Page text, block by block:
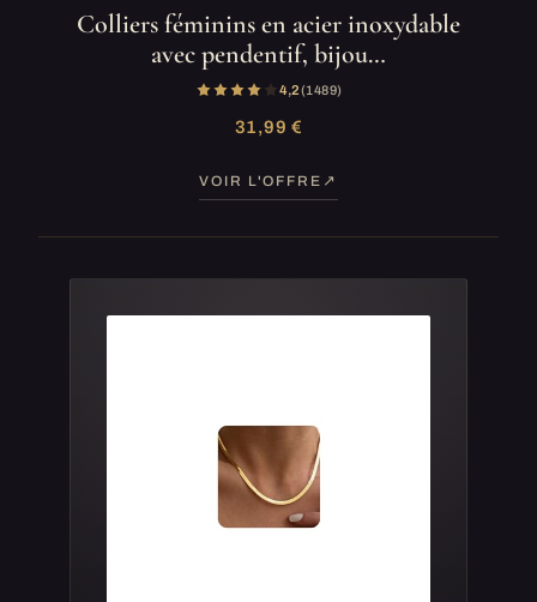
Colliers féminins en acier inoxydable
avec pendentif, bijou…
4,2(1 489)
31,99 €
VOIR L'OFFRE